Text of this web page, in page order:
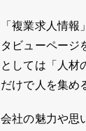
「複業求人情
タビューページ
としては「人材
だけで人を集め
会社の魅力や思